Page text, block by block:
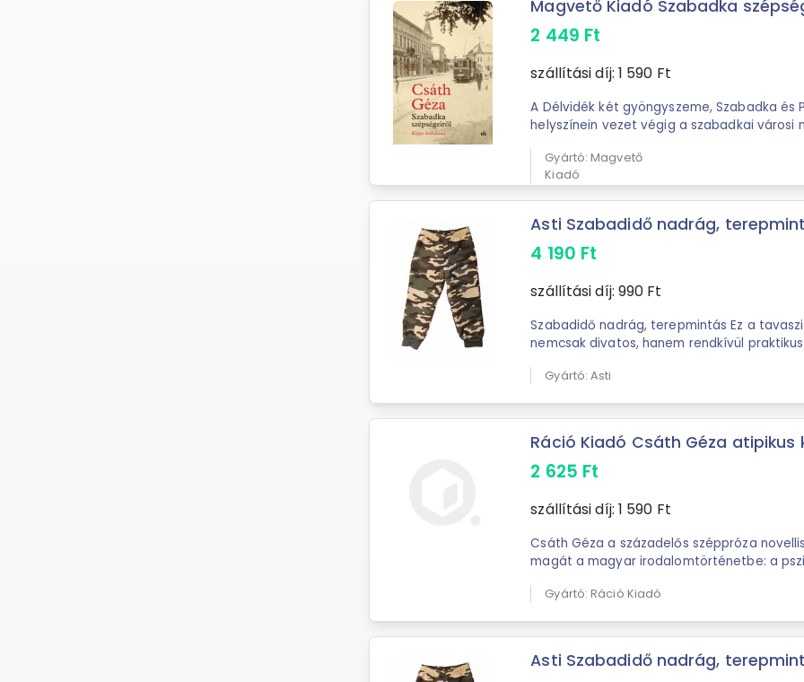
Magvető Kiadó Szabadka
2 449 Ft
szállítási díj: 1 590 Ft
A Délvidék két gyöngyszeme, Szabadka és
helyszínein vezet végig a szabadkai városi
Gyártó: Magvető
Kiadó
Asti Szabadidő nadrág,
4 190 Ft
szállítási díj: 990 Ft
Szabadidő nadrág, terepmintás Ez a
nemcsak divatos, hanem rendkívül praktikus
Gyártó: Asti
Ráció Kiadó Csáth Géza atipikus
2 625 Ft
szállítási díj: 1 590 Ft
Csáth Géza a századelős széppróza
magát a magyar irodalomtörténetbe: a
Gyártó: Ráció Kiadó
Asti Szabadidő nadrág,